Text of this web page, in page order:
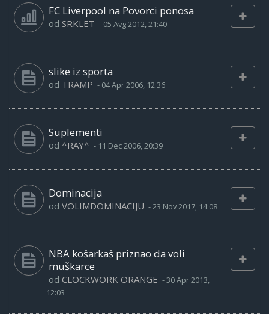
FC Liverpool na Povorci ponosa
od SRKLET - 05 Avg 2012, 21:40
slike iz sporta
od TRAMP - 04 Apr 2006, 12:36
Suplementi
od ^RAY^ - 11 Dec 2006, 20:39
Dominacija
od VOLIMDOMINACIJU -23 Nov 2017, 14:08
NBA košarkaš priznao da voli
muškarce
od CLOCKWORK ORANGE -30 Apr 2013,
12:03